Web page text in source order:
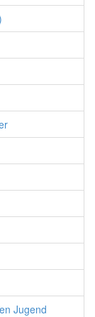
Jugend